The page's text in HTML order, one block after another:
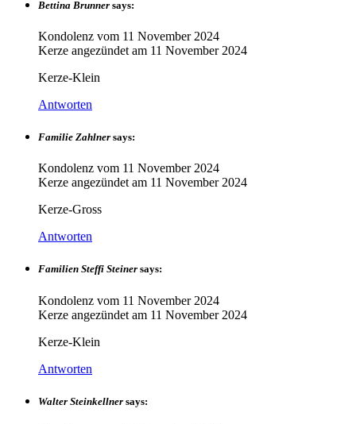
Bettina Brunner says:
Kondolenz vom 11 November 2024
Kerze angezündet am 11 November 2024
Kerze-Klein
Antworten
Familie Zahlner says:
Kondolenz vom 11 November 2024
Kerze angezündet am 11 November 2024
Kerze-Gross
Antworten
Familien Steffi Steiner says:
Kondolenz vom 11 November 2024
Kerze angezündet am 11 November 2024
Kerze-Klein
Antworten
Walter Steinkellner says: